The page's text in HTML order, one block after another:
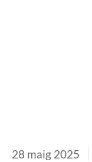
28 maig 2025